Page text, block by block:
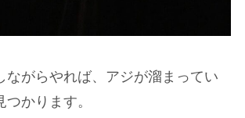
ながらやれば、アジが溜まってい
かります。